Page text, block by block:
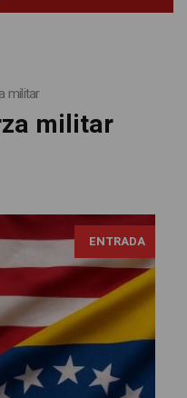
militar
militar
ENTRADA